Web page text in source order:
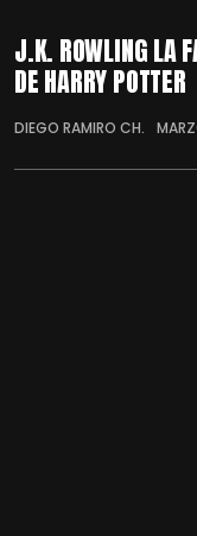
J.K. ROWLING LA
DE HARRY POTTER
DIEGO RAMIRO CH.